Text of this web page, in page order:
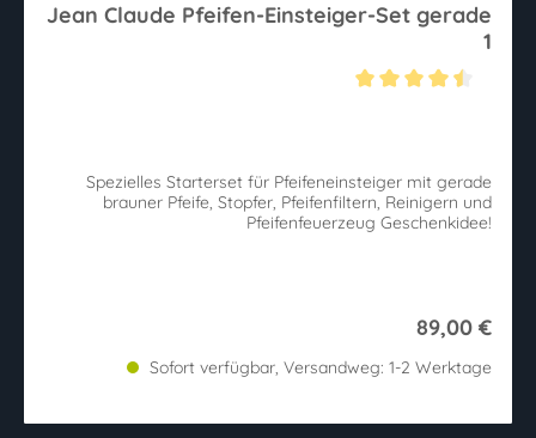
Jean Claude Pfeifen-Einsteiger-Set gerade
1
Spezielles Starterset für Pfeifeneinsteiger mit gerade
brauner Pfeife, Stopfer, Pfeifenfiltern, Reinigern und
Pfeifenfeuerzeug Geschenkidee!
89,00 €
Sofort verfügbar, Versandweg: 1-2 Werktage